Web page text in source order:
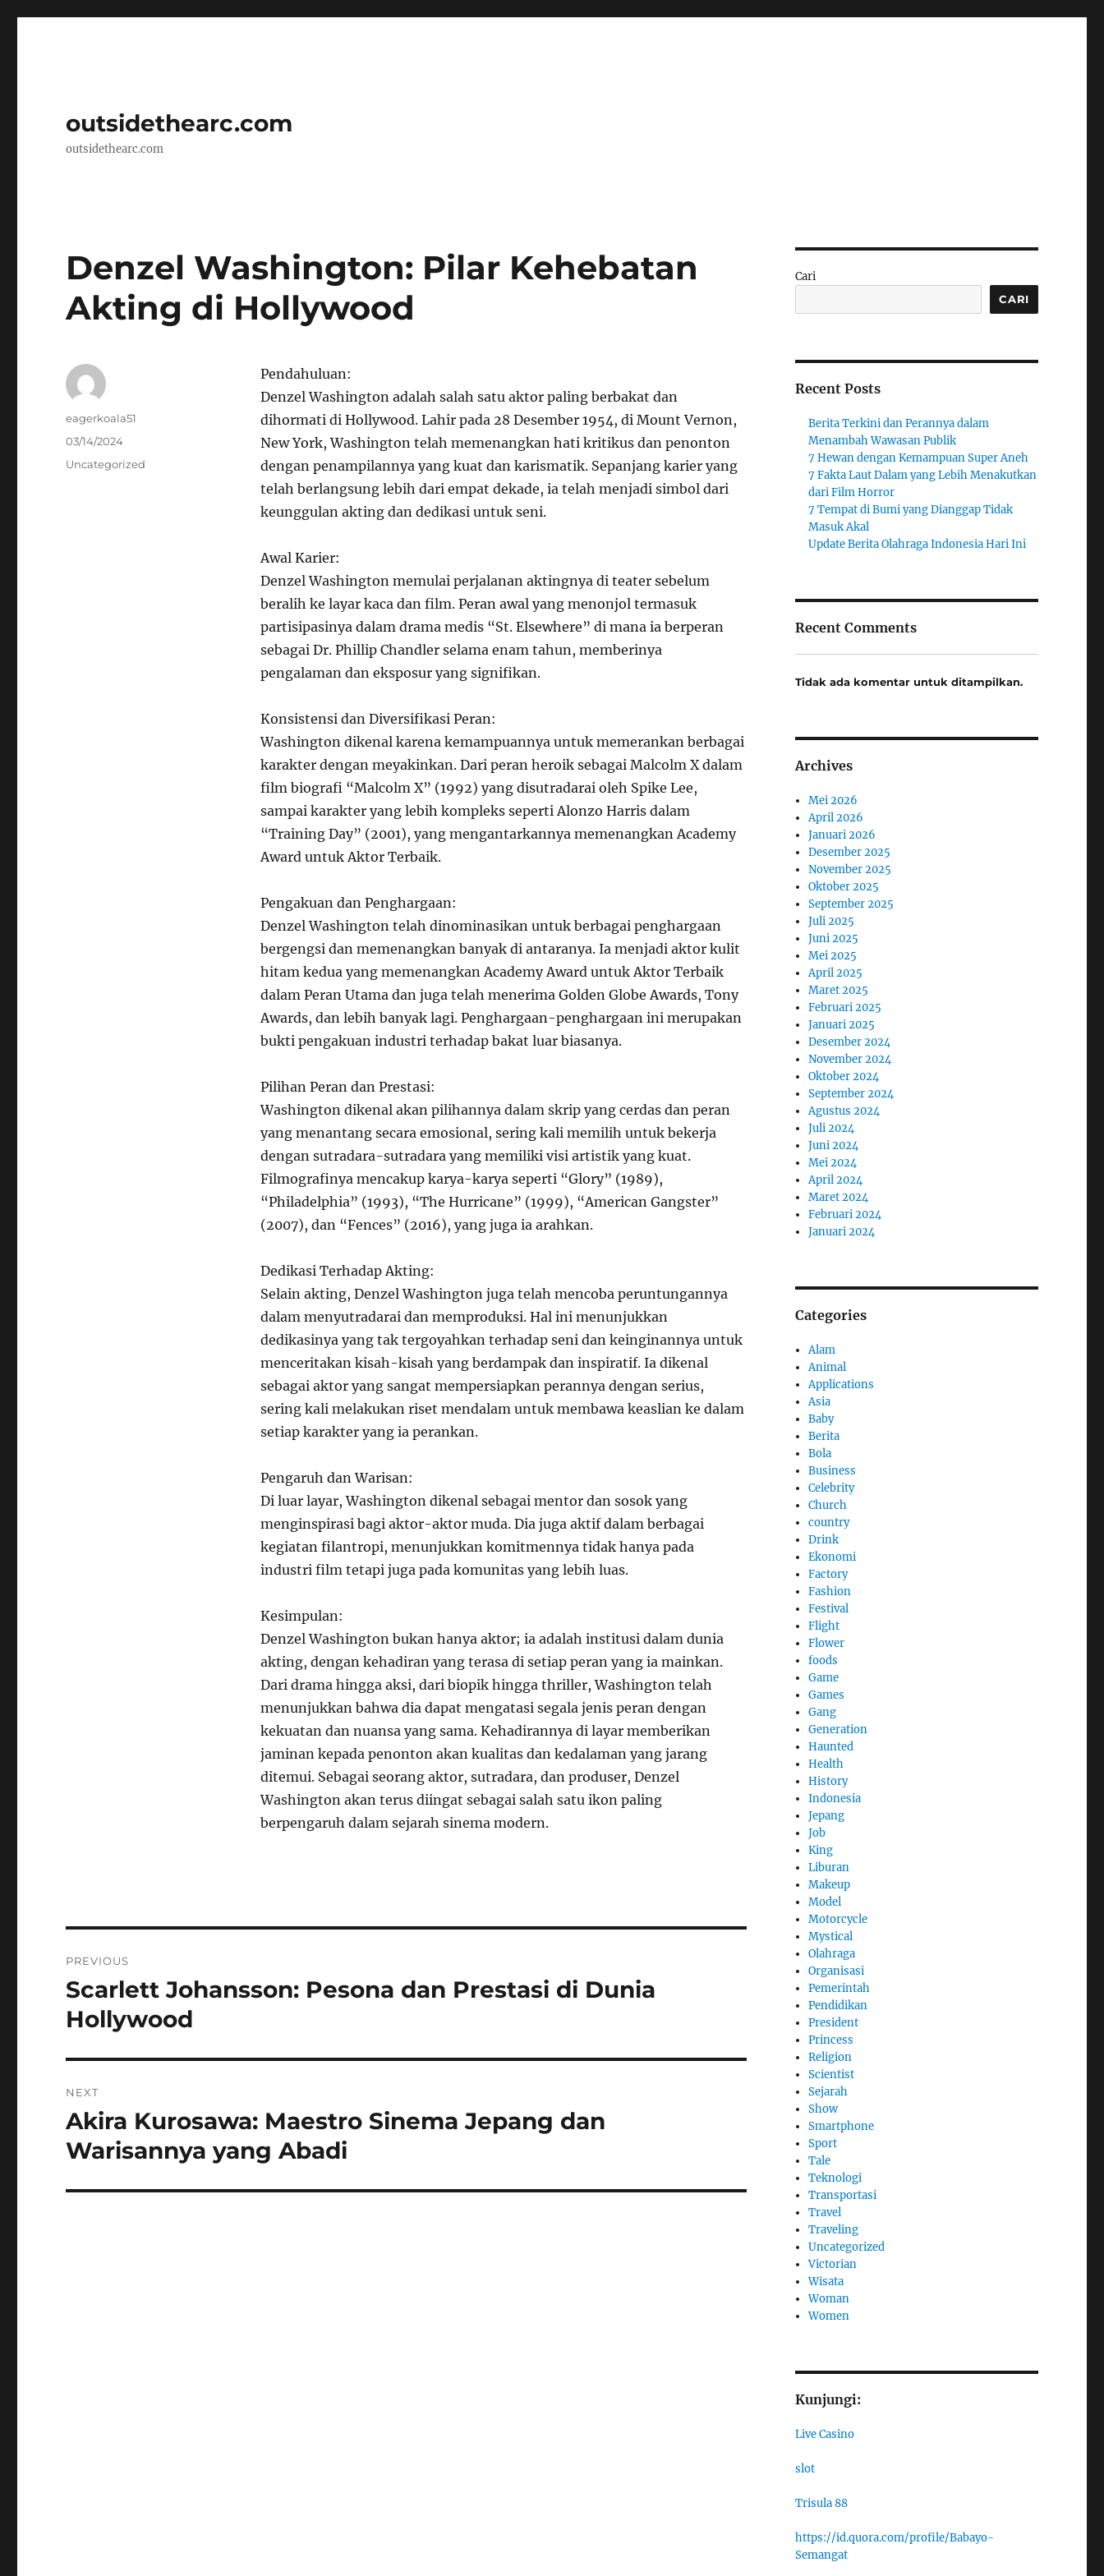
outsidethearc.com
outsidethearc.com
Denzel Washington: Pilar Kehebatan
Akting di Hollywood
Pendahuluan:
Denzel Washington adalah salah satu aktor paling berbakat dan
dihormati di Hollywood. Lahir pada 28 Desember 1954, di Mount Vernon,
New York, Washington telah memenangkan hati kritikus dan penonton
dengan penampilannya yang kuat dan karismatik. Sepanjang karier yang
telah berlangsung lebih dari empat dekade, ia telah menjadi simbol dari
keunggulan akting dan dedikasi untuk seni.
Awal Karier:
Denzel Washington memulai perjalanan aktingnya di teater sebelum
beralih ke layar kaca dan film. Peran awal yang menonjol termasuk
partisipasinya dalam drama medis “St. Elsewhere” di mana ia berperan
sebagai Dr. Phillip Chandler selama enam tahun, memberinya
pengalaman dan eksposur yang signifikan.
Konsistensi dan Diversifikasi Peran:
Washington dikenal karena kemampuannya untuk memerankan berbagai
karakter dengan meyakinkan. Dari peran heroik sebagai Malcolm X dalam
film biografi “Malcolm X” (1992) yang disutradarai oleh Spike Lee,
sampai karakter yang lebih kompleks seperti Alonzo Harris dalam
“Training Day” (2001), yang mengantarkannya memenangkan Academy
Award untuk Aktor Terbaik.
Pengakuan dan Penghargaan:
Denzel Washington telah dinominasikan untuk berbagai penghargaan
bergengsi dan memenangkan banyak di antaranya. Ia menjadi aktor kulit
hitam kedua yang memenangkan Academy Award untuk Aktor Terbaik
dalam Peran Utama dan juga telah menerima Golden Globe Awards, Tony
Awards, dan lebih banyak lagi. Penghargaan-penghargaan ini merupakan
bukti pengakuan industri terhadap bakat luar biasanya.
Pilihan Peran dan Prestasi:
Washington dikenal akan pilihannya dalam skrip yang cerdas dan peran
yang menantang secara emosional, sering kali memilih untuk bekerja
dengan sutradara-sutradara yang memiliki visi artistik yang kuat.
Filmografinya mencakup karya-karya seperti “Glory” (1989),
“Philadelphia” (1993), “The Hurricane” (1999), “American Gangster”
(2007), dan “Fences” (2016), yang juga ia arahkan.
Dedikasi Terhadap Akting:
Selain akting, Denzel Washington juga telah mencoba peruntungannya
dalam menyutradarai dan memproduksi. Hal ini menunjukkan
dedikasinya yang tak tergoyahkan terhadap seni dan keinginannya untuk
menceritakan kisah-kisah yang berdampak dan inspiratif. Ia dikenal
sebagai aktor yang sangat mempersiapkan perannya dengan serius,
sering kali melakukan riset mendalam untuk membawa keaslian ke dalam
setiap karakter yang ia perankan.
Pengaruh dan Warisan:
Di luar layar, Washington dikenal sebagai mentor dan sosok yang
menginspirasi bagi aktor-aktor muda. Dia juga aktif dalam berbagai
kegiatan filantropi, menunjukkan komitmennya tidak hanya pada
industri film tetapi juga pada komunitas yang lebih luas.
Kesimpulan:
Denzel Washington bukan hanya aktor; ia adalah institusi dalam dunia
akting, dengan kehadiran yang terasa di setiap peran yang ia mainkan.
Dari drama hingga aksi, dari biopik hingga thriller, Washington telah
menunjukkan bahwa dia dapat mengatasi segala jenis peran dengan
kekuatan dan nuansa yang sama. Kehadirannya di layar memberikan
jaminan kepada penonton akan kualitas dan kedalaman yang jarang
ditemui. Sebagai seorang aktor, sutradara, dan produser, Denzel
Washington akan terus diingat sebagai salah satu ikon paling
berpengaruh dalam sejarah sinema modern.
Author
eagerkoala51
Posted
03/14/2024
Categories
Uncategorized
pos
PREVIOUS
Previous
post:
Scarlett Johansson: Pesona dan Prestasi di Dunia
Hollywood
NEXT
Next
post:
Akira Kurosawa: Maestro Sinema Jepang dan
Warisannya yang Abadi
Cari
CARI
Recent Posts
Berita Terkini dan Perannya dalam
Menambah Wawasan Publik
7 Hewan dengan Kemampuan Super Aneh
7 Fakta Laut Dalam yang Lebih Menakutkan
dari Film Horror
7 Tempat di Bumi yang Dianggap Tidak
Masuk Akal
Update Berita Olahraga Indonesia Hari Ini
Recent Comments
Tidak ada komentar untuk ditampilkan.
Archives
Mei 2026
April 2026
Januari 2026
Desember 2025
November 2025
Oktober 2025
September 2025
Juli 2025
Juni 2025
Mei 2025
April 2025
Maret 2025
Februari 2025
Januari 2025
Desember 2024
November 2024
Oktober 2024
September 2024
Agustus 2024
Juli 2024
Juni 2024
Mei 2024
April 2024
Maret 2024
Februari 2024
Januari 2024
Categories
Alam
Animal
Applications
Asia
Baby
Berita
Bola
Business
Celebrity
Church
country
Drink
Ekonomi
Factory
Fashion
Festival
Flight
Flower
foods
Game
Games
Gang
Generation
Haunted
Health
History
Indonesia
Jepang
Job
King
Liburan
Makeup
Model
Motorcycle
Mystical
Olahraga
Organisasi
Pemerintah
Pendidikan
President
Princess
Religion
Scientist
Sejarah
Show
Smartphone
Sport
Tale
Teknologi
Transportasi
Travel
Traveling
Uncategorized
Victorian
Wisata
Woman
Women
Kunjungi:
Live Casino
slot
Trisula 88
https://id.quora.com/profile/Babayo-
Semangat